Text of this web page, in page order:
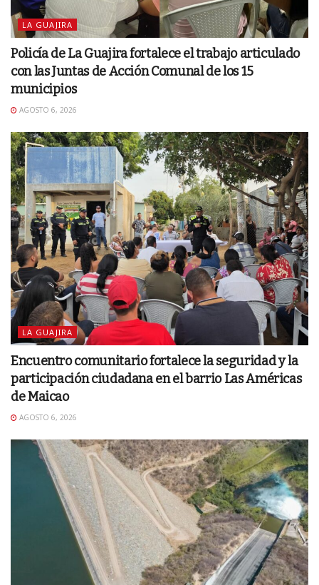
LA GUAJIRA
Policía de La Guajira fortalece el trabajo articulado
con las Juntas de Acción Comunal de los 15
municipios
AGOSTO 6, 2026
LA GUAJIRA
Encuentro comunitario fortalece la seguridad y la
participación ciudadana en el barrio Las Américas
de Maicao
AGOSTO 6, 2026